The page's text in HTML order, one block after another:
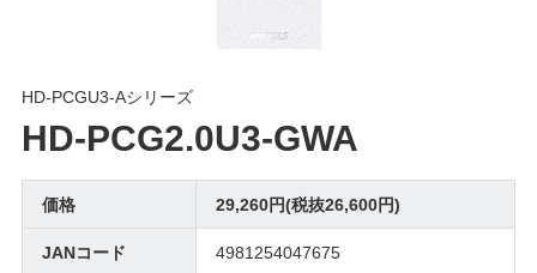
HD-PCGU3-Aシリーズ
HD-PCG2.0U3-GWA
価格
29,260円(税抜26,600円)
JANコード
4981254047675